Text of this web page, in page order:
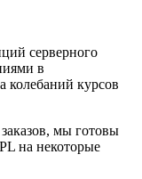
серверного
в
колебаний курсов
мы готовы
на некоторые